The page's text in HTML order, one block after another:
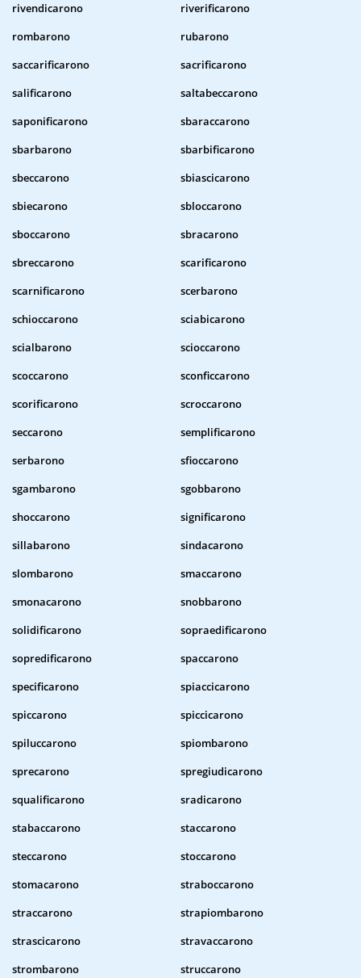
rivendicarono
riverificarono
rombarono
rubarono
saccarificarono
sacrificarono
salificarono
saltabeccarono
saponificarono
sbaraccarono
sbarbarono
sbarbificarono
sbeccarono
sbiascicarono
sbiecarono
sbloccarono
sboccarono
sbracarono
sbreccarono
scarificarono
scarnificarono
scerbarono
schioccarono
sciabicarono
scialbarono
scioccarono
scoccarono
sconficcarono
scorificarono
scroccarono
seccarono
semplificarono
serbarono
sfioccarono
sgambarono
sgobbarono
shoccarono
significarono
sillabarono
sindacarono
slombarono
smaccarono
smonacarono
snobbarono
solidificarono
sopraedificarono
sopredificarono
spaccarono
specificarono
spiaccicarono
spiccarono
spiccicarono
spiluccarono
spiombarono
sprecarono
spregiudicarono
squalificarono
sradicarono
stabaccarono
staccarono
steccarono
stoccarono
stomacarono
straboccarono
straccarono
strapiombarono
strascicarono
stravaccarono
strombarono
struccarono